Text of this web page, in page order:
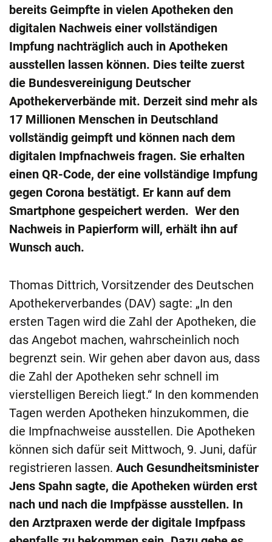
bereits Geimpfte in vielen Apotheken den
digitalen Nachweis einer vollständigen
Impfung nachträglich auch in Apotheken
ausstellen lassen können. Dies teilte zuerst
die Bundesvereinigung Deutscher
Apothekerverbände mit. Derzeit sind mehr als
17 Millionen Menschen in Deutschland
vollständig geimpft und können nach dem
digitalen Impfnachweis fragen. Sie erhalten
einen QR-Code, der eine vollständige Impfung
gegen Corona bestätigt. Er kann auf dem
Smartphone gespeichert werden. Wer den
Nachweis in Papierform will, erhält ihn auf
Wunsch auch.
Thomas Dittrich, Vorsitzender des Deutschen
Apothekerverbandes (DAV) sagte: „In den
ersten Tagen wird die Zahl der Apotheken, die
das Angebot machen, wahrscheinlich noch
begrenzt sein. Wir gehen aber davon aus, dass
die Zahl der Apotheken sehr schnell im
vierstelligen Bereich liegt.“ In den kommenden
Tagen werden Apotheken hinzukommen, die
die Impfnachweise ausstellen. Die Apotheken
können sich dafür seit Mittwoch, 9. Juni, dafür
registrieren lassen. Auch Gesundheitsminister
Jens Spahn sagte, die Apotheken würden erst
nach und nach die Impfpässe ausstellen. In
den Arztpraxen werde der digitale Impfpass